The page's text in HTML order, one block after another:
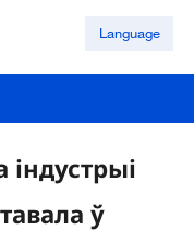
Language
ў